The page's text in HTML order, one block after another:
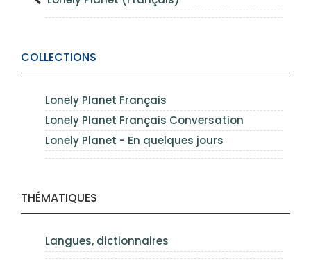
COLLECTIONS
Lonely Planet Français
Lonely Planet Français Conversation
Lonely Planet - En quelques jours
THÉMATIQUES
Langues, dictionnaires